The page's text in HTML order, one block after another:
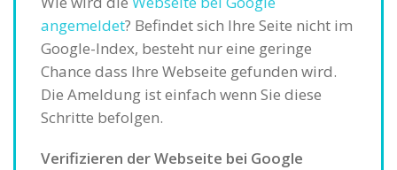
angemeldet? Befindet sich Ihre Seite nicht im
Google-Index, besteht nur eine geringe
Chance dass Ihre Webseite gefunden wird.
Die Ameldung ist einfach wenn Sie diese
Schritte befolgen.
Verifizieren der Webseite bei Google